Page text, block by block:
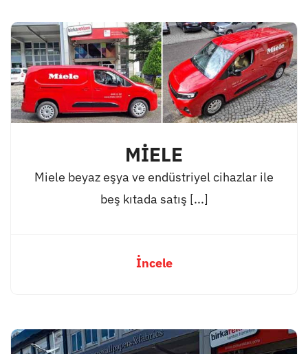
MİELE
Miele beyaz eşya ve endüstriyel cihazlar ile
beş kıtada satış [...]
İncele